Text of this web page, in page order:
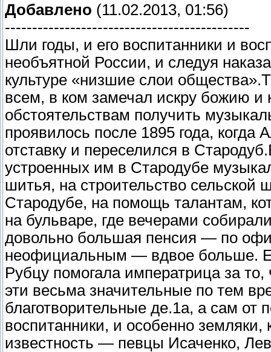
Добавлено (11.02.2013, 01:56)
---------------------------------------------
Шли годы, и его воспитанники и
необъятной России, и следуя
культуре «низшие слои общества».
всем, в ком замечал искру божию и
обстоятельствам получить
проявилось после 1895 года,
отставку и переселился в Стародуб.
устроенных им в Стародубе
шитья, на строительство сельской
Стародубе, на помощь талантам,
на бульваре, где вечерами
довольно большая пенсия — по
неофициальным — вдвое больше.
Рубцу помогала императрица за
эти весьма значительные по тем
благотворительные де.1а, а сам от
воспитанники, и особенно земляки,
известность — певцы Исаченко,